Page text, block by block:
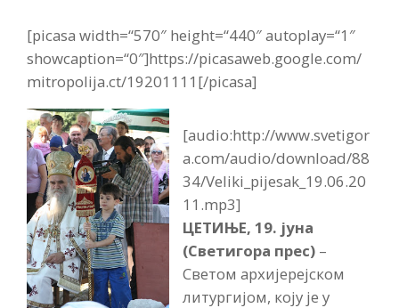
[picasa width=“570″ height=“440″ autoplay=“1″
showcaption=“0″]https://picasaweb.google.com/
mitropolija.ct/19201111[/picasa]
[audio:http://www.svetigor
a.com/audio/download/88
34/Veliki_pijesak_19.06.20
11.mp3]
ЦЕТИЊЕ, 19. jуна
(Светигора прес) –
Светом архијерејском
литургијом, коју је у